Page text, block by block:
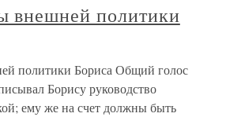
внешней политики
политики Бориса Общий голос
Борису руководство
ему же на счет должны быть